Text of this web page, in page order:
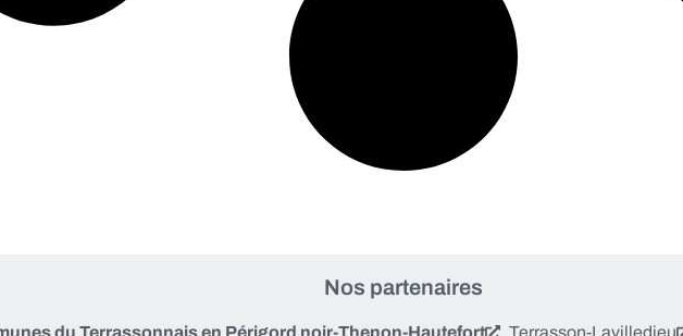
Nos partenaires
du Terrassonnais en Périgord noir-Thenon-Hautefort Terrasson-Lavilledieu